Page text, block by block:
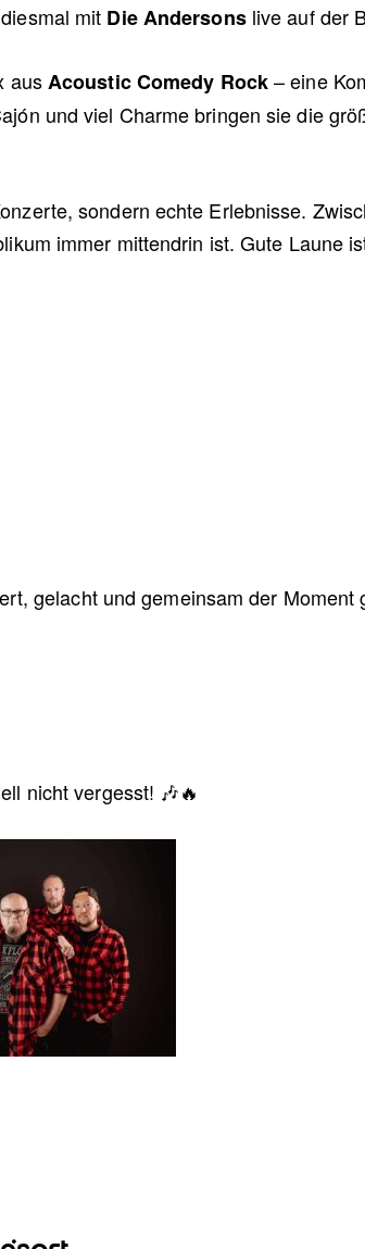
mit Die Andersonslive auf der
ausAcoustic Comedy Rock– eine
und viel Charme bringen sie die
sondern echte Erlebnisse.
immer mittendrin ist. Gute Laune
gelacht und gemeinsam der Moment
nicht vergesst! 🎶🔥